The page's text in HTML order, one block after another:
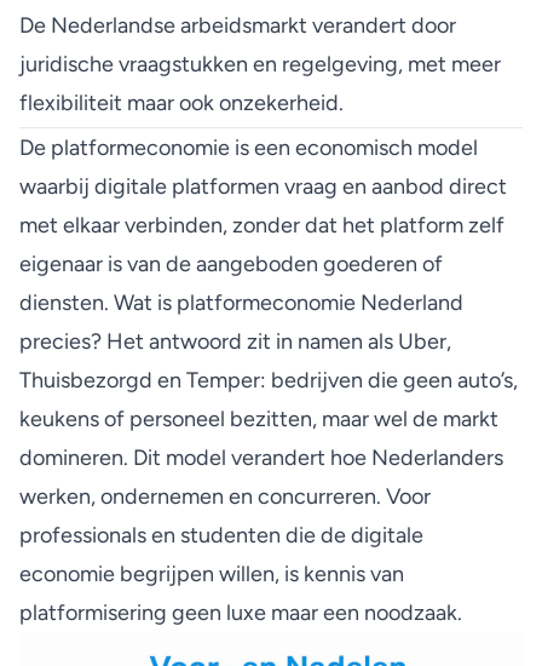
De Nederlandse arbeidsmarkt verandert door
juridische vraagstukken en regelgeving, met meer
flexibiliteit maar ook onzekerheid.
De platformeconomie is een economisch model
waarbij digitale platformen vraag en aanbod direct
met elkaar verbinden, zonder dat het platform zelf
eigenaar is van de aangeboden goederen of
diensten. Wat is platformeconomie Nederland
precies? Het antwoord zit in namen als Uber,
Thuisbezorgd en Temper: bedrijven die geen auto’s,
keukens of personeel bezitten, maar wel de markt
domineren. Dit model verandert hoe Nederlanders
werken, ondernemen en concurreren. Voor
professionals en studenten die de digitale
economie begrijpen willen, is kennis van
platformisering geen luxe maar een noodzaak.